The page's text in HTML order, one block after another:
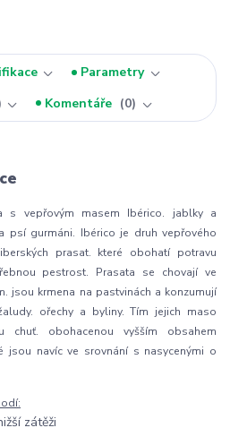
Parametry
Komentáře 0
s vepřovým masem Ibérico. jablky a
psí gurmáni. Ibérico je druh vepřového
prasat. které obohatí potravu
pestrost. Prasata se chovají ve
jsou krmena na pastvinách a konzumují
ořechy a byliny. Tím jejich maso
chuť. obohacenou vyšším obsahem
jsou navíc ve srovnání s nasycenými o
zátěži